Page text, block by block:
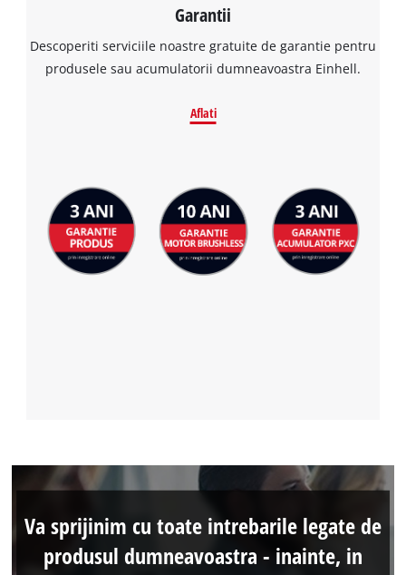
Garantii
Descoperiti serviciile noastre gratuite de garantie pentru
produsele sau acumulatorii dumneavoastra Einhell.
Aflati
Va sprijinim cu toate intrebarile legate de
produsul dumneavoastra - inainte, in